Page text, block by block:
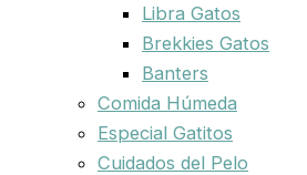
Libra Gatos
Brekkies Gatos
Banters
Comida Húmeda
Especial Gatitos
Cuidados del Pelo